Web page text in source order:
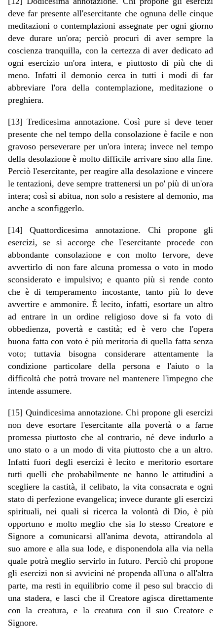
deve far presente all'esercitante che ognuna delle cinque
meditazioni o contemplazioni assegnate per ogni giorno
deve durare un'ora; perciò procuri di aver sempre la
coscienza tranquilla, con la certezza di aver dedicato ad
ogni esercizio un'ora intera, e piuttosto di più che di
meno. Infatti il demonio cerca in tutti i modi di far
abbreviare l'ora della contemplazione, meditazione o
preghiera.
[13] Tredicesima annotazione. Così pure si deve tener
presente che nel tempo della consolazione è facile e non
gravoso perseverare per un'ora intera; invece nel tempo
della desolazione è molto difficile arrivare sino alla fine.
Perciò l'esercitante, per reagire alla desolazione e vincere
le tentazioni, deve sempre trattenersi un po' più di un'ora
intera; così si abitua, non solo a resistere al demonio, ma
anche a sconfiggerlo.
[14] Quattordicesima annotazione. Chi propone gli
esercizi, se si accorge che l'esercitante procede con
abbondante consolazione e con molto fervore, deve
avvertirlo di non fare alcuna promessa o voto in modo
sconsiderato e impulsivo; e quanto più si rende conto
che è di temperamento incostante, tanto più lo deve
avvertire e ammonire. É lecito, infatti, esortare un altro
ad entrare in un ordine religioso dove si fa voto di
obbedienza, povertà e castità; ed è vero che l'opera
buona fatta con voto è più meritoria di quella fatta senza
voto; tuttavia bisogna considerare attentamente la
condizione particolare della persona e l'aiuto o la
difficoltà che potrà trovare nel mantenere l'impegno che
intende assumere.
[15] Quindicesima annotazione. Chi propone gli esercizi
non deve esortare l'esercitante alla povertà o a farne
promessa piuttosto che al contrario, né deve indurlo a
uno stato o a un modo di vita piuttosto che a un altro.
Infatti fuori degli esercizi è lecito e meritorio esortare
tutti quelli che probabilmente ne hanno le attitudini a
scegliere la castità, il celibato, la vita consacrata e ogni
stato di perfezione evangelica; invece durante gli esercizi
spirituali, nei quali si ricerca la volontà di Dio, è più
opportuno e molto meglio che sia lo stesso Creatore e
Signore a comunicarsi all'anima devota, attirandola al
suo amore e alla sua lode, e disponendola alla via nella
quale potrà meglio servirlo in futuro. Perciò chi propone
gli esercizi non si avvicini né propenda all'una o all'altra
parte, ma resti in equilibrio come il peso sul braccio di
una stadera, e lasci che il Creatore agisca direttamente
con la creatura, e la creatura con il suo Creatore e
Signore.